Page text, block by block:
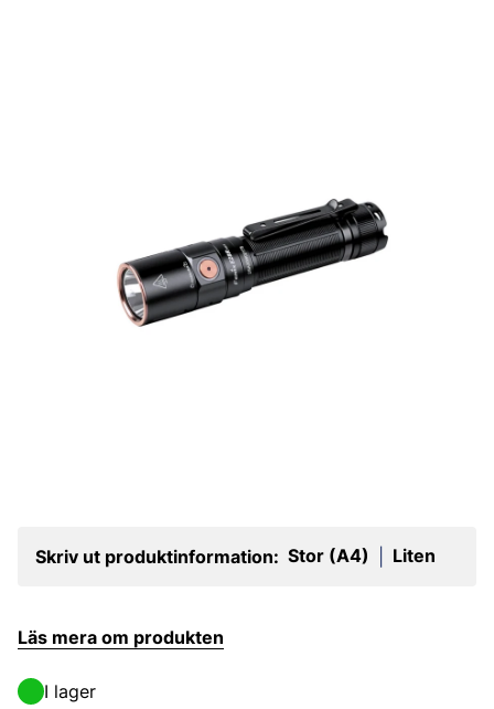
Skriv ut produktinformation: Stor (A4) Liten
Läs mera om produkten
I lager